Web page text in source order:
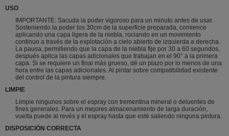
USO
IMPORTANTE: Sacuda la poder vigoroso para un minuto antes de usar.
Sosteniendo la poder los 30cm de la superficie preparada, comience
aplicando una capa ligera de la niebla, rociando en un movimiento
continuo a través de la explotación a cielo abierto de izquierda a derecha.
La pausa, permitiendo que la capa de la niebla fije por 30 a 60 segundos,
después aplica las capas adicionales que trabajan en el 90° a la primera
capa. Si se requiere un final más grueso, dé un plazo por lo menos de una
hora entre las capas adicionales. Al pintar sobre compatibilidad existente
del control de la pintura siempre.
LIMPIE
Limpie ningunos sobre el espray con trementina mineral o deluentes de
fines generales. Para un mejores almacenamiento de larga duración,
vuelta puede al revés y el espray hasta que esté saliendo ninguna pintura.
DISPOSICIÓN CORRECTA